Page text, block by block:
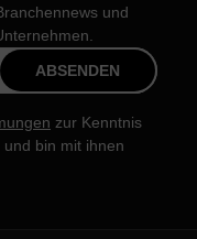
und
ABSENDEN
zur Kenntnis
und bin mit ihnen